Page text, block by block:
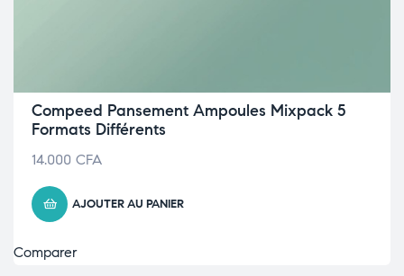
Compeed Pansement Ampoules Mixpack 5
Formats Différents
14.000 CFA
AJOUTER AU PANIER
Comparer